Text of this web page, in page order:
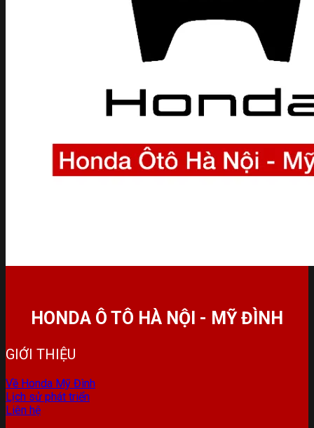
HONDA Ô TÔ HÀ NỘI - MỸ ĐÌNH
GIỚI THIỆU
Về Honda Mỹ Đình
Lịch sử phát triển
Liên hệ